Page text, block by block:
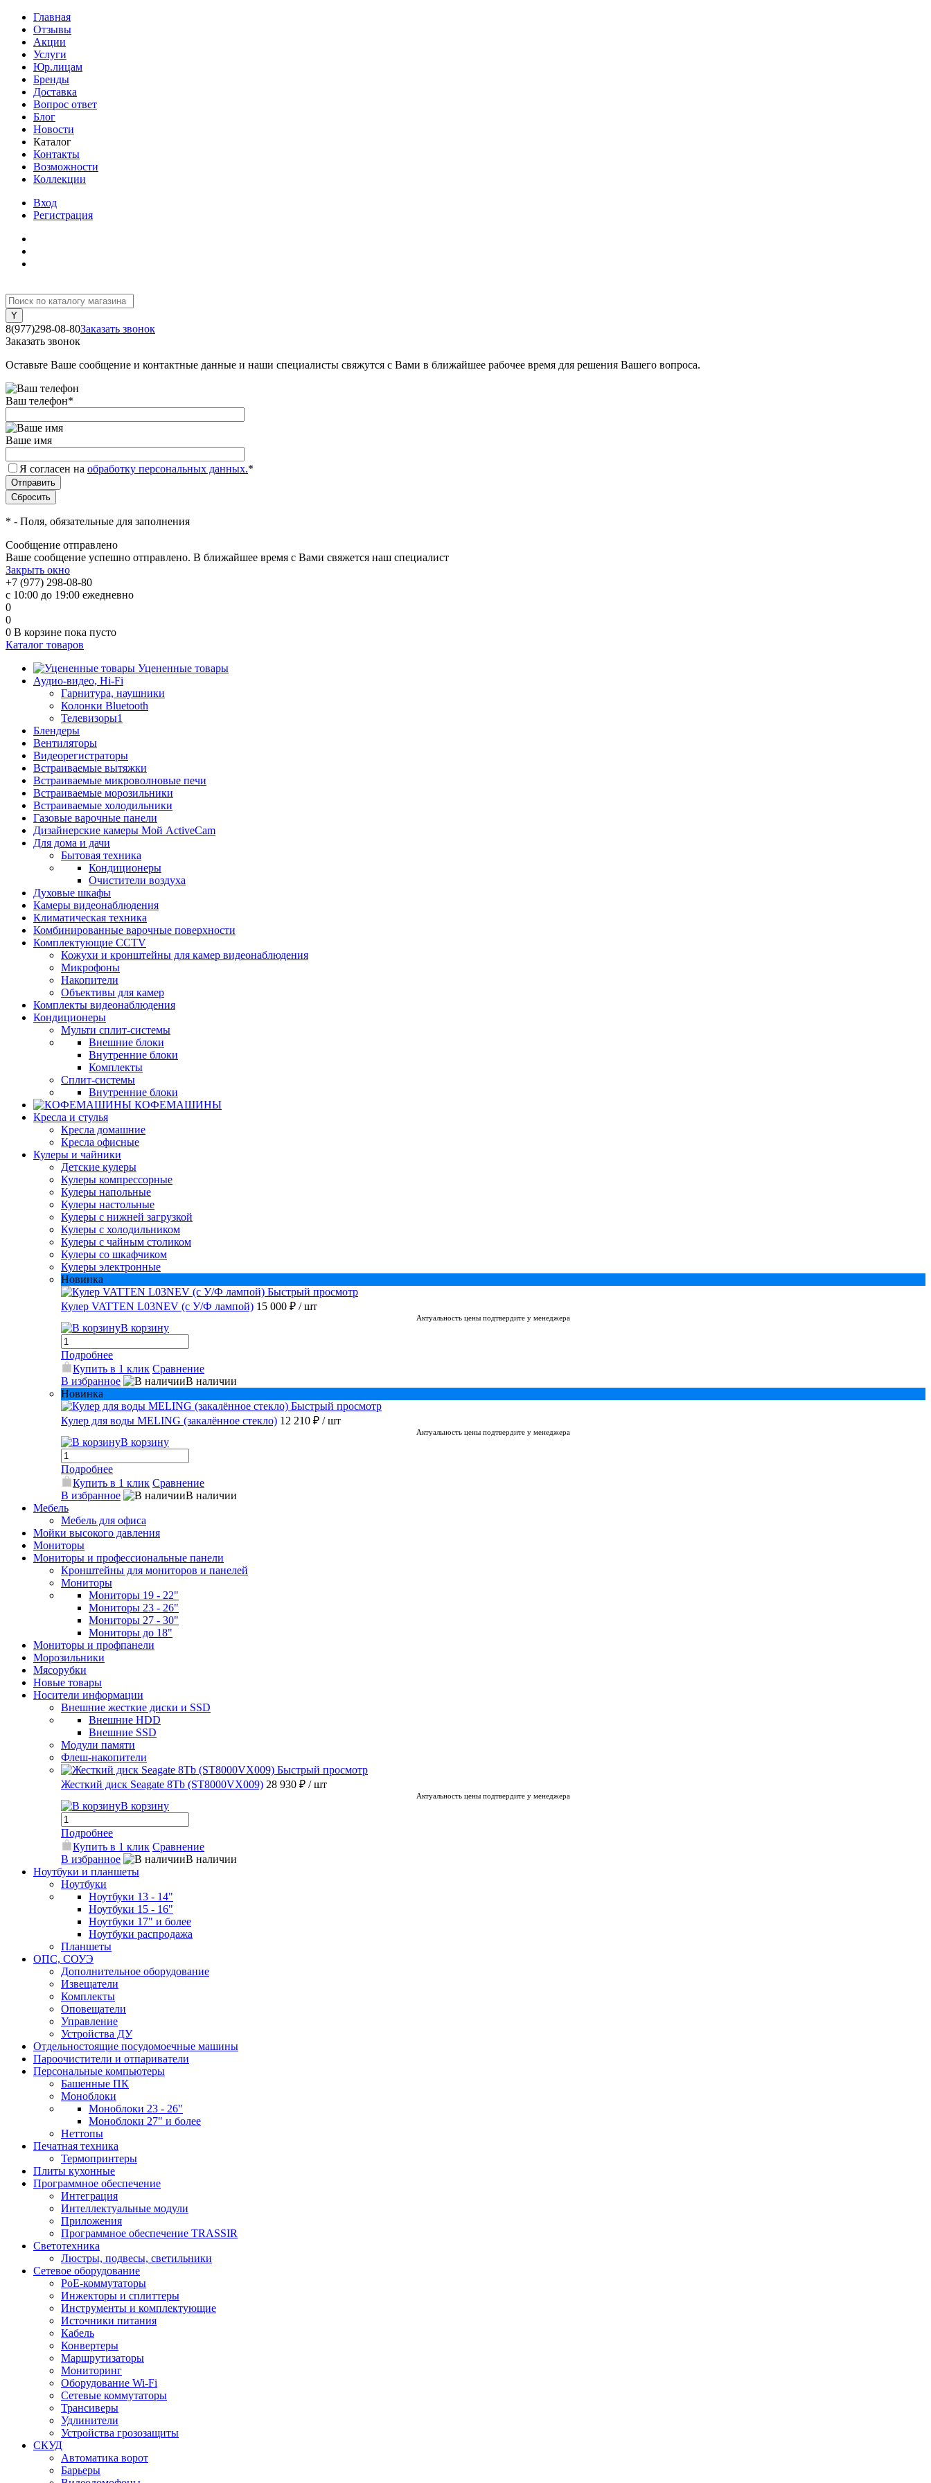
Главная
Отзывы
Акции
Услуги
Юр.лицам
Бренды
Доставка
Вопрос ответ
Блог
Новости
Каталог
Контакты
Возможности
Коллекции
Вход
Регистрация
8(977)298-08-80Заказать звонок
Заказать звонок
Оставьте Ваше сообщение и контактные данные и наши специалисты свяжутся с Вами в ближайшее рабочее время для решения Вашего вопроса.
Ваш телефон*
Ваше имя
Я согласен на обработку персональных данных.*
* - Поля, обязательные для заполнения
Сообщение отправлено
Ваше сообщение успешно отправлено. В ближайшее время с Вами свяжется наш специалист
Закрыть окно
+7 (977) 298-08-80
с 10:00 до 19:00 ежедневно
0
0
0 В корзине пока пусто
Каталог товаров
Уцененные товары
Аудио-видео, Hi-Fi
Гарнитура, наушники
Колонки Bluetooth
Телевизоры1
Блендеры
Вентиляторы
Видеорегистраторы
Встраиваемые вытяжки
Встраиваемые микроволновые печи
Встраиваемые морозильники
Встраиваемые холодильники
Газовые варочные панели
Дизайнерские камеры Мой ActiveCam
Для дома и дачи
Бытовая техника
Кондиционеры
Очистители воздуха
Духовые шкафы
Камеры видеонаблюдения
Климатическая техника
Комбинированные варочные поверхности
Комплектующие CCTV
Кожухи и кронштейны для камер видеонаблюдения
Микрофоны
Накопители
Объективы для камер
Комплекты видеонаблюдения
Кондиционеры
Мульти сплит-системы
Внешние блоки
Внутренние блоки
Комплекты
Сплит-системы
Внутренние блоки
КОФЕМАШИНЫ
Кресла и стулья
Кресла домашние
Кресла офисные
Кулеры и чайники
Детские кулеры
Кулеры компрессорные
Кулеры напольные
Кулеры настольные
Кулеры с нижней загрузкой
Кулеры с холодильником
Кулеры с чайным столиком
Кулеры со шкафчиком
Кулеры электронные
Новинка
Быстрый просмотр
Кулер VATTEN L03NEV (с У/Ф лампой) 15 000 ₽ / шт
Актуальность цены подтвердите у менеджера
В корзину
Подробнее
Купить в 1 клик Сравнение
В избранное
В наличии
Новинка
Быстрый просмотр
Кулер для воды MELING (закалённое стекло) 12 210 ₽ / шт
Актуальность цены подтвердите у менеджера
В корзину
Подробнее
Купить в 1 клик Сравнение
В избранное
В наличии
Мебель
Мебель для офиса
Мойки высокого давления
Мониторы
Мониторы и профессиональные панели
Кронштейны для мониторов и панелей
Мониторы
Мониторы 19 - 22"
Мониторы 23 - 26"
Мониторы 27 - 30"
Мониторы до 18"
Мониторы и профпанели
Морозильники
Мясорубки
Новые товары
Носители информации
Внешние жесткие диски и SSD
Внешние HDD
Внешние SSD
Модули памяти
Флеш-накопители
Быстрый просмотр
Жесткий диск Seagate 8Tb (ST8000VX009) 28 930 ₽ / шт
Актуальность цены подтвердите у менеджера
В корзину
Подробнее
Купить в 1 клик Сравнение
В избранное
В наличии
Ноутбуки и планшеты
Ноутбуки
Ноутбуки 13 - 14"
Ноутбуки 15 - 16"
Ноутбуки 17" и более
Ноутбуки распродажа
Планшеты
ОПС, СОУЭ
Дополнительное оборудование
Извещатели
Комплекты
Оповещатели
Управление
Устройства ДУ
Отдельностоящие посудомоечные машины
Пароочистители и отпариватели
Персональные компьютеры
Башенные ПК
Моноблоки
Моноблоки 23 - 26"
Моноблоки 27" и более
Неттопы
Печатная техника
Термопринтеры
Плиты кухонные
Программное обеспечение
Интеграция
Интеллектуальные модули
Приложения
Программное обеспечение TRASSIR
Светотехника
Люстры, подвесы, светильники
Сетевое оборудование
PoE-коммутаторы
Инжекторы и сплиттеры
Инструменты и комплектующие
Источники питания
Кабель
Конвертеры
Маршрутизаторы
Мониторинг
Оборудование Wi-Fi
Сетевые коммутаторы
Трансиверы
Удлинители
Устройства грозозащиты
СКУД
Автоматика ворот
Барьеры